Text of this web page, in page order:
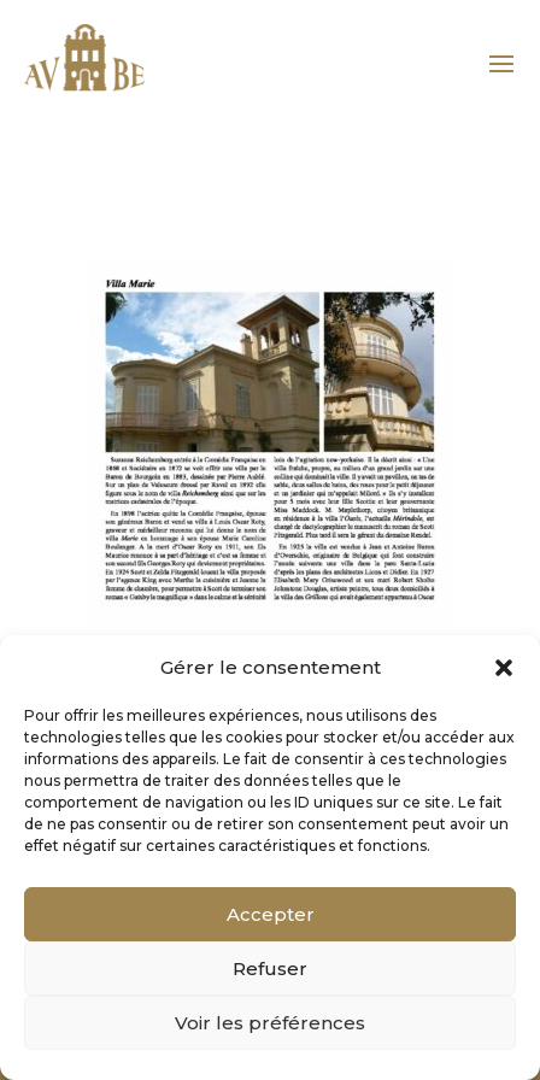
Gérer le consentement
Pour offrir les meilleures expériences, nous utilisons des
technologies telles que les cookies pour stocker et/ou accéder aux
informations des appareils. Le fait de consentir à ces technologies
nous permettra de traiter des données telles que le
comportement de navigation ou les ID uniques sur ce site. Le fait
de ne pas consentir ou de retirer son consentement peut avoir un
effet négatif sur certaines caractéristiques et fonctions.
Accepter
Refuser
Voir les préférences
Mentions Légales